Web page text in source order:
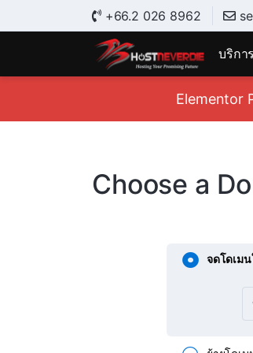
+66.2 026 8962
บริการ
Elementor
Choose a
จดโดเม